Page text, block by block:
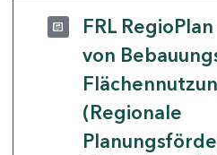
FRL
von
(Regionale